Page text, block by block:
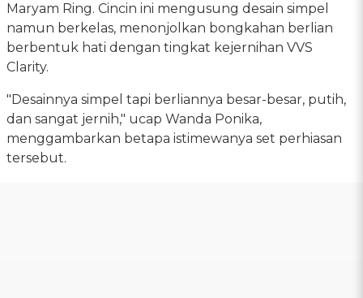
Maryam Ring. Cincin ini mengusung desain simpel
namun berkelas, menonjolkan bongkahan berlian
berbentuk hati dengan tingkat kejernihan VVS
Clarity.
"Desainnya simpel tapi berliannya besar-besar, putih,
dan sangat jernih," ucap Wanda Ponika,
menggambarkan betapa istimewanya set perhiasan
tersebut.